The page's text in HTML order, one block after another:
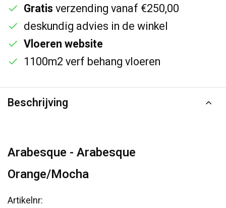
Gratisverzending vanaf €250,00
deskundig advies in de winkel
Vloeren website
1100m2 verf behang vloeren
Beschrijving
Arabesque - Arabesque
Orange/Mocha
Artikelnr: